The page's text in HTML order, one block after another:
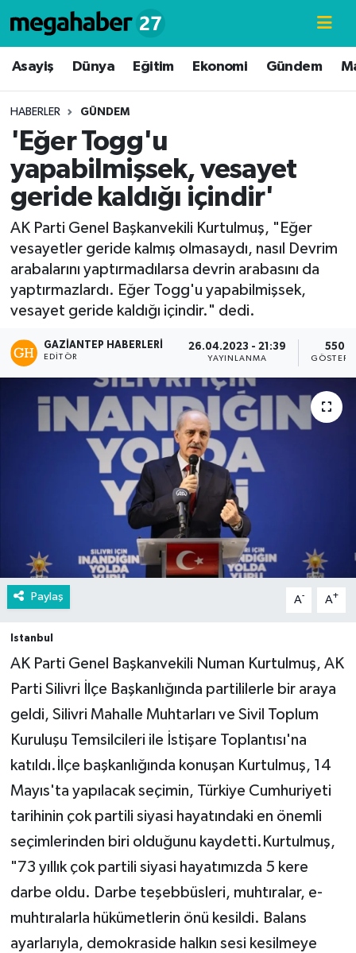
Asayiş Dünya Eğitim Ekonomi Gündem
HABERLER GÜNDEM
'Eğer Togg'u
yapabilmişsek, vesayet
geride kaldığı içindir'
AK Parti Genel Başkanvekili Kurtulmuş, "Eğer
vesayetler geride kalmış olmasaydı, nasıl Devrim
arabalarını yaptırmadılarsa devrin arabasını da
yaptırmazlardı. Eğer Togg'u yapabilmişsek,
vesayet geride kaldığı içindir." dedi.
GAZIANTEP HABERLERI
EDITÖR
26.04.2023 - 21:39
YAYINLANMA
550
Paylaş A- A+
Istanbul
AK Parti Genel Başkanvekili Numan Kurtulmuş, AK
Parti Silivri İlçe Başkanlığında partililerle bir araya
geldi, Silivri Mahalle Muhtarları ve Sivil Toplum
Kuruluşu Temsilcileri ile İstişare Toplantısı'na
katıldı.İlçe başkanlığında konuşan Kurtulmuş, 14
Mayıs'ta yapılacak seçimin, Türkiye Cumhuriyeti
tarihinin çok partili siyasi hayatındaki en önemli
seçimlerinden biri olduğunu kaydetti.Kurtulmuş,
"73 yıllık çok partili siyasi hayatımızda 5 kere
darbe oldu. Darbe teşebbüsleri, muhtıralar, e-
muhtıralarla hükümetlerin önü kesildi. Balans
ayarlarıyla, demokraside halkın sesi kesilmeye
Hava Durumu
Süper Lig Puan Durumu ve Fikstür
Tüm Manşetler
Son Dakika Haberleri
Haber Arşivi